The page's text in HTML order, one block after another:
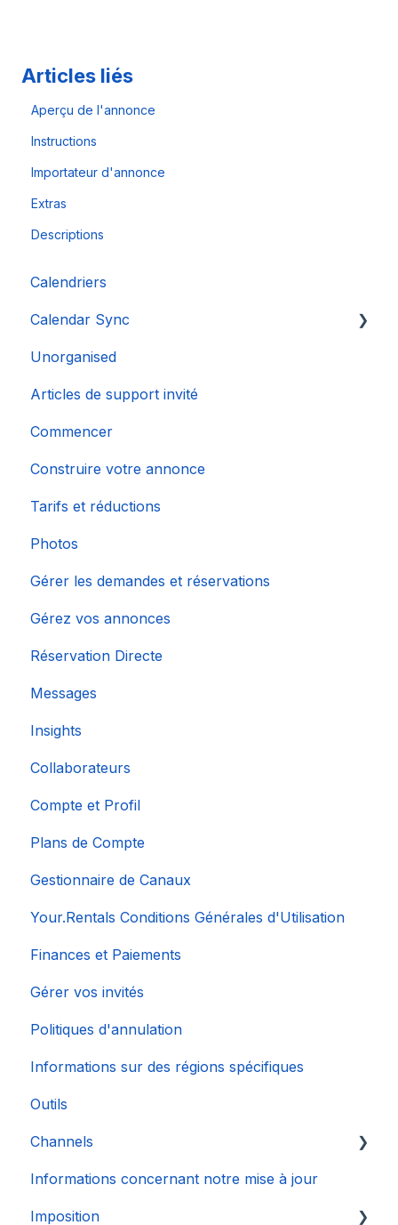
Articles liés
Aperçu de l'annonce
Instructions
Importateur d'annonce
Extras
Descriptions
Calendriers
Calendar Sync
Importation de calendriers populaires
Unorganised
Articles de support invité
Commencer
Construire votre annonce
Tarifs et réductions
Photos
Gérer les demandes et réservations
Gérez vos annonces
Réservation Directe
Messages
Insights
Collaborateurs
Compte et Profil
Plans de Compte
Gestionnaire de Canaux
Your.Rentals Conditions Générales d'Utilisation
Finances et Paiements
Gérer vos invités
Politiques d'annulation
Informations sur des régions spécifiques
Outils
Channels
Connexion de Compte
Informations concernant notre mise à jour
Imposition